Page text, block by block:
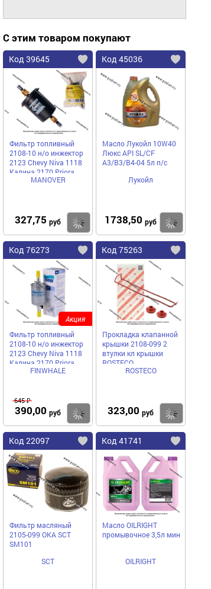
С этим товаром покупают
Код 39645
Фильтр топливный
2108-10 н/о инжектор
2123 Chevy Niva 1118
Калина 2170 Priora
MANOVER MR9205342
MANOVER
327,75 руб Купить
Код 45036
Масло Лукойл 10W40
Люкс API SL/CF
A3/B3/B4-04 5л п/с
Лукойл
1738,50 руб
Код 76273
Фильтр топливный
2108-10 н/о инжектор
2123 Chevy Niva 1118
Калина 2170 Priora
Finwhale PF001M
FINWHALE
645 ₽
390,00 руб Купить
Акция
Код 75263
Прокладка клапанной
крышки 2108-099 2
втулки кл крышки
ROSTECO
ROSTECO
323,00 руб
Код 22097
Фильтр масляный
2105-099 ОКА SCT
SM101
SCT
Код 41741
Масло OILRIGHT
промывочное 3,5л мин
OILRIGHT